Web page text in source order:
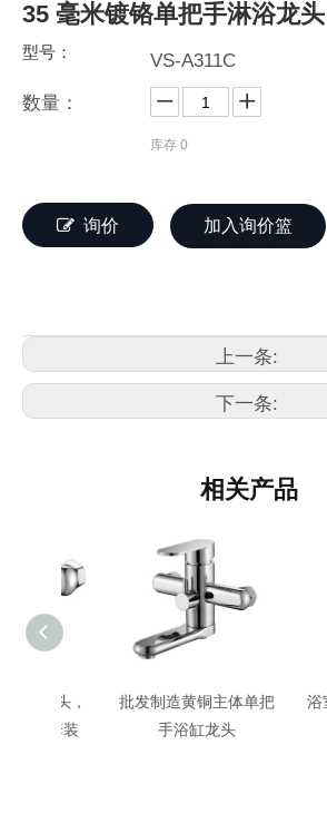
35 毫米镀铬单把手淋浴龙头
型号：
VS-A311C
数量：
库存 0
询价 加入询价篮
上一条:
下一条:
相关产品
批发制造黄铜主体单把
手浴缸龙头
浴室独